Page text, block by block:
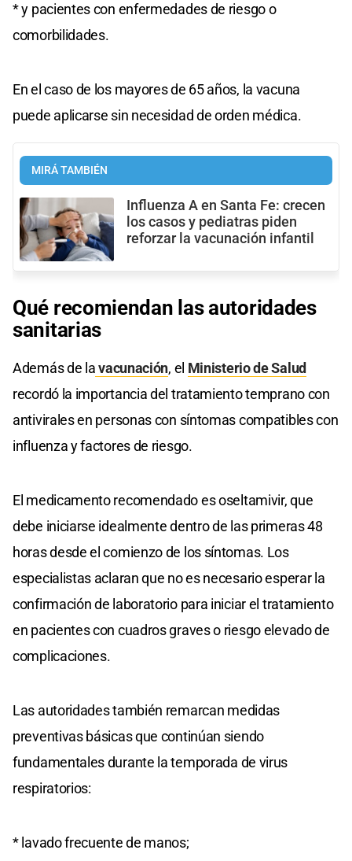
* y pacientes con enfermedades de riesgo o
comorbilidades.
En el caso de los mayores de 65 años, la vacuna
puede aplicarse sin necesidad de orden médica.
MIRÁ TAMBIÉN
Influenza A en Santa Fe: crecen
los casos y pediatras piden
reforzar la vacunación infantil
Qué recomiendan las autoridades
sanitarias
Además de lavacunación, el Ministerio de Salud
recordó la importancia del tratamiento temprano con
antivirales en personas con síntomas compatibles con
influenza y factores de riesgo.
El medicamento recomendado es oseltamivir, que
debe iniciarse idealmente dentro de las primeras 48
horas desde el comienzo de los síntomas. Los
especialistas aclaran que no es necesario esperar la
confirmación de laboratorio para iniciar el tratamiento
en pacientes con cuadros graves o riesgo elevado de
complicaciones.
Las autoridades también remarcan medidas
preventivas básicas que continúan siendo
fundamentales durante la temporada de virus
respiratorios:
* lavado frecuente de manos;